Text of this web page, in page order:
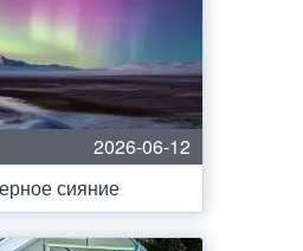
2026-06-12
сияние